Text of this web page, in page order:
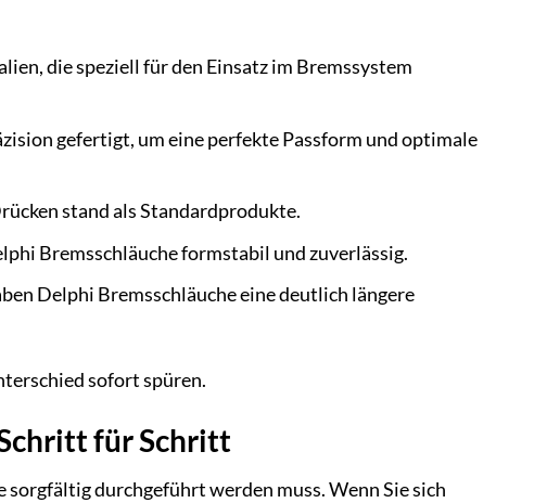
die speziell für den Einsatz im Bremssystem
gefertigt, um eine perfekte Passform und optimale
stand als Standardprodukte.
Bremsschläuche formstabil und zuverlässig.
Delphi Bremsschläuche eine deutlich längere
sofort spüren.
für Schritt
durchgeführt werden muss. Wenn Sie sich